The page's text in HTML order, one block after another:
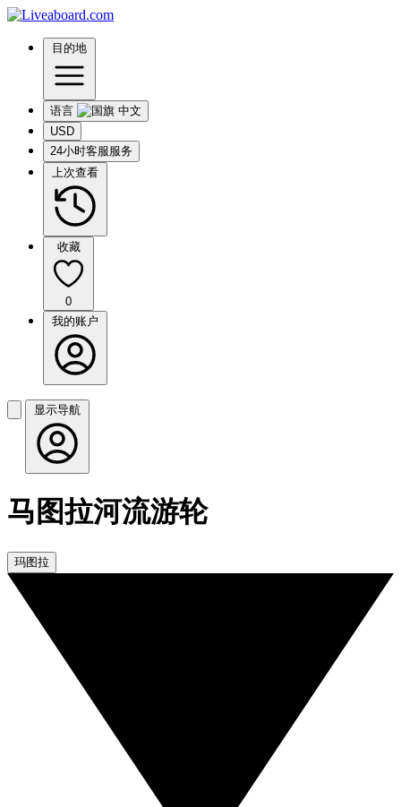
目的地
语言
USD
24小时客服服务
上次查看
收藏
0
我的账户
显示导航
马图拉河流游轮
玛图拉